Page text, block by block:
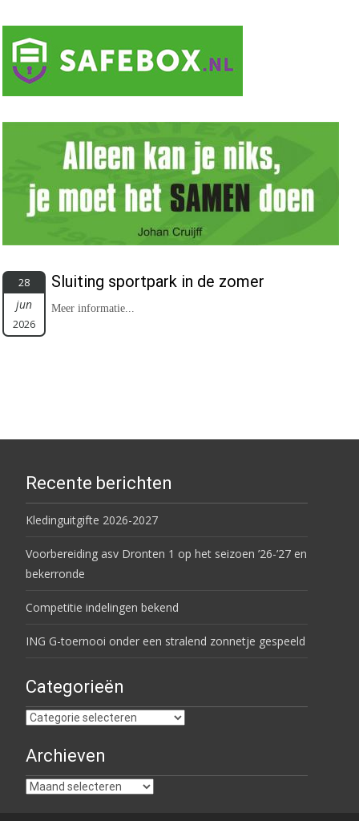
28
jun
2026
Sluiting sportpark in de zomer
Meer informatie...
Recente berichten
Kledinguitgifte 2026-2027
Voorbereiding asv Dronten 1 op het seizoen ’26-’27 en
bekerronde
Competitie indelingen bekend
ING G-toernooi onder een stralend zonnetje gespeeld
Categorieën
Categorieën
Archieven
Archieven